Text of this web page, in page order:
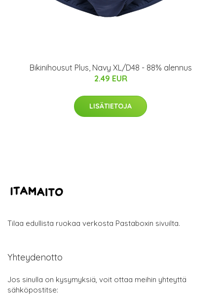
Bikinihousut Plus, Navy XL/D48 - 88% alennus
2.49 EUR
LISÄTIETOJA
Tilaa edullista ruokaa verkosta Pastaboxin sivuilta.
Yhteydenotto
Jos sinulla on kysymyksiä, voit ottaa meihin yhteyttä
sähköpostitse: